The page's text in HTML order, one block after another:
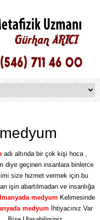
adı altında bir çok kişi hoca ,
diye geçinen insanlara binlerce
size hizmet vermek için bu
işin abartılmadan ve insanlığa
medyum Kelimesinde
medyum İhtiyacınız Var